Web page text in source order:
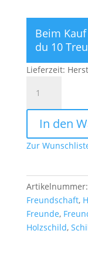
Beim
du 10
Lieferzeit:
Schönste
an
ist
das
Menge
In den
Zur
Artikelnummer:
Freundschaft,
Freunde,
Holzschild,